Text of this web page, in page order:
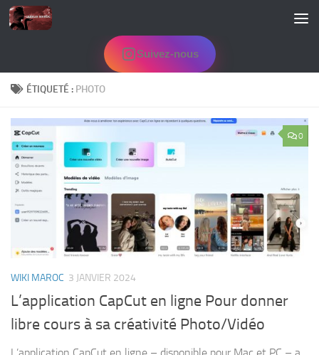
Skip to content
Suivez-nous
ÉTIQUETÉ : PHOTO
0
WIKI MAROC 3 JANVIER 2024
L’application CapCut en ligne Pour donner
libre cours à sa créativité Photo/Vidéo